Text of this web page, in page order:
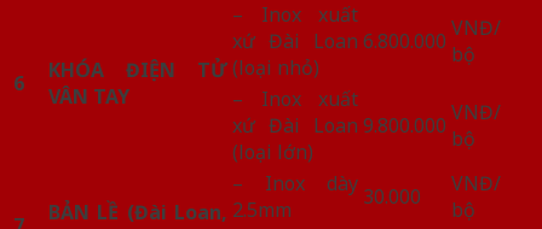
6
KHÓA ĐIỆN TỬ
VÂN TAY
– Inox xuất
xứ Đài Loan
(loại nhỏ)
6.800.000 VNĐ/
bộ
– Inox xuất
xứ Đài Loan
(loại lớn)
9.800.000 VNĐ/
bộ
BẢN LỀ (Đài Loan,
– Inox dày
2.5mm
30.000
VNĐ/
bộ